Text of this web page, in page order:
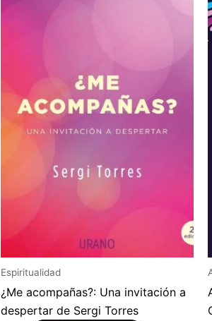
Espiritualidad
¿Me acompañas?: Una invitación a
despertar de Sergi Torres